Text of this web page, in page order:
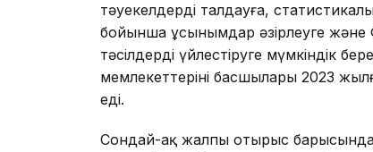
тәуекелдерді талдауға,
бойынша ұсынымдар әзірлеуге
тәсілдерді үйлестіруге мүмкіндік
мемлекеттерінің басшылары 2023
еді.
Сондай-ақ жалпы отырыс барысында